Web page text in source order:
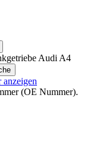
Audi A4
(OE Nummer).